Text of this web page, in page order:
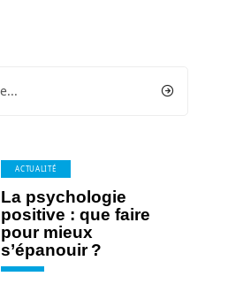
ACTUALITÉ
La psychologie
positive : que faire
pour mieux
s’épanouir ?